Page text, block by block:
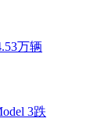
万辆
3跌